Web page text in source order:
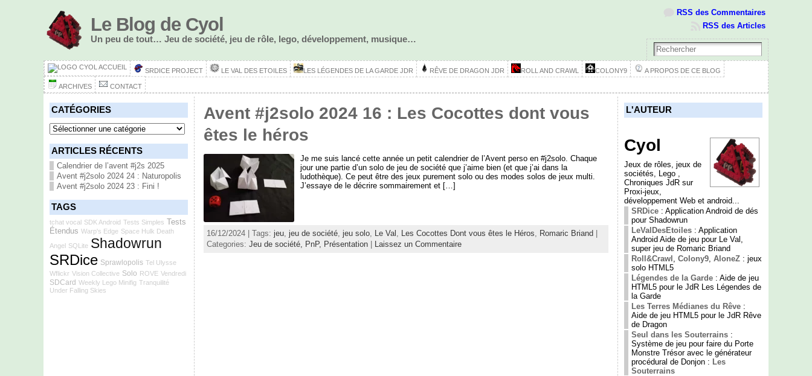
Le Blog de Cyol
Un peu de tout… Jeu de société, jeu de rôle, lego, développement, musique…
RSS des Commentaires
RSS des Articles
ACCUEIL SRDICE PROJECT LE VAL DES ETOILES LES LÉGENDES DE LA GARDE JDR RÊVE DE DRAGON JDR ROLL AND CRAWL COLONY9 A PROPOS DE CE BLOG
ARCHIVES CONTACT
CATÉGORIES
Catégories
ARTICLES RÉCENTS
Calendrier de l’avent #j2s 2025
Avent #j2solo 2024 24 : Naturopolis
Avent #j2solo 2024 23 : Fini !
TAGS
tchat vocal SDK Android Tests Simples Tests
Étendus Warp's Edge Space Hulk Death
Angel SQLite Shadowrun
SRDice Sprawlopolis Tel Ulysse
Wflickr Vision Collective Solo ROVE Vendredi
SDCard Weekly Lego Minifig Tranquilité
Under Falling Skies
Avent #j2solo 2024 16 : Les Cocottes dont vous
êtes le héros
Je me suis lancé cette année un petit calendrier de l’Avent perso en #j2solo. Chaque
jour une partie d’un solo de jeu de société que j’aime bien (et que j’ai dans la
ludothèque). Ce peut être des jeux purement solo ou des modes solos de jeux multi.
J’essaye de le décrire sommairement et […]
16/12/2024 | Tags: jeu, jeu de société, jeu solo, Le Val Les Cocottes Dont vous êtes le Héros Romaric Briand
Categories: Jeu de société, PnP, Présentation| Laissez un Commentaire
L'AUTEUR
Cyol
Jeux de rôles, jeux de
sociétés, Lego ,
Chroniques JdR sur
Proxi-jeux,
développement Web et android...
SRDice : Application Android de dés
pour Shadowrun
LeValDesEtoiles: Application
Android Aide de jeu pour Le Val,
super jeu de Romaric Briand
Roll&Crawl Colony9, AloneZ: jeux
solo HTML5
Légendes de la Garde: Aide de jeu
HTML5 pour le JdR Les Légendes de
la Garde
Les Terres Médianes du Rêve:
Aide de jeu HTML5 pour le JdR Rêve
de Dragon
Seul dans les Souterrains:
Système de jeu pour faire du Porte
Monstre Trésor avec le générateur
procédural de Donjon : Les
Souterrains